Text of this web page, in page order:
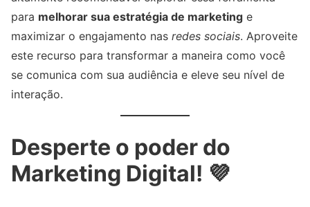
para melhorar sua estratégia de marketing e
maximizar o engajamento nas redes sociais. Aproveite
este recurso para transformar a maneira como você
se comunica com sua audiência e eleve seu nível de
interação.
Desperte o poder do
Marketing Digital! 💜